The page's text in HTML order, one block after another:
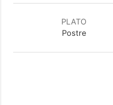
PLATO
Postre